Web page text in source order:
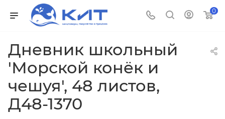
0
Дневник школьный
'Морской конёк и
чешуя', 48 листов,
Д48-1370